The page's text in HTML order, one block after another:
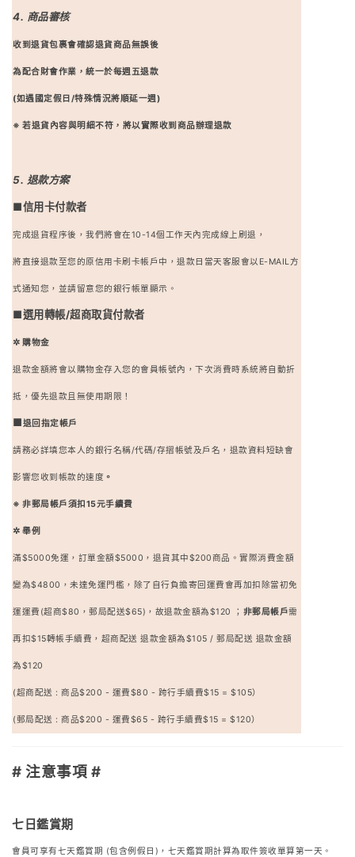
4. 商品審核
收到退貨包裹會確認退貨商品無誤後
為配合財會作業，統一於每週五退款
(如遇國定假日/特殊情況將順延一週)
※ 若退貨內容與明細不符，將以實際收到商品辦理退款
5. 退款方案
■信用卡付款者
完成退貨程序後，我們將會在10-14個工作天內完成線上刷退，
將直接退款至您的原信用卡刷卡帳戶中，退款日當天客服會以E-MAIL方
式通知您，並請留意您的銀行帳單顯示。
■選用轉帳/超商取貨付款者
✲ 購物金
退款金額將會以購物金存入您的會員帳號內，下次消費時系統將自動折
抵，優先退款且無使用期限！
■退回指定帳戶
請務必詳填您本人的銀行名稱/代碼/存摺帳號及戶名，退款資料短缺會
影響您收到帳款的速度 。
※ 非郵局帳戶須扣15元手續費
✲ 舉例
滿$5000免運，訂單金額$5000，退貨其中$200商品。實際消費金額
變為$4800，未達免運門檻，除了自行負擔寄回運費會再加扣除當初免
運運費(超商$80，郵局配送$65)，故退款金額為$120 ； 非郵局帳戶需
再扣$15轉帳手續費，超商配送 退款金額為$105 / 郵局配送 退款金額
為$120
(超商配送 : 商品$200 - 運費$80 - 跨行手續費$15 = $105）
(郵局配送 : 商品$200 - 運費$65 - 跨行手續費$15 = $120）
# 注意事項 #
七日鑑賞期
會員可享有七天鑑賞期 (包含例假日)，七天鑑賞期計算為取件簽收單算第一天。